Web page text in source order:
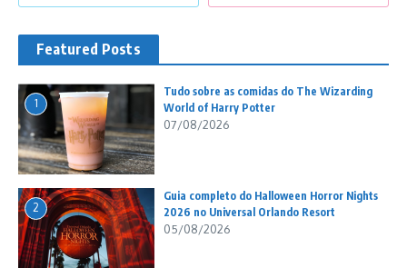
Featured Posts
1
Tudo sobre as comidas do The Wizarding
World of Harry Potter
07/08/2026
2
Guia completo do Halloween Horror Nights
2026 no Universal Orlando Resort
05/08/2026